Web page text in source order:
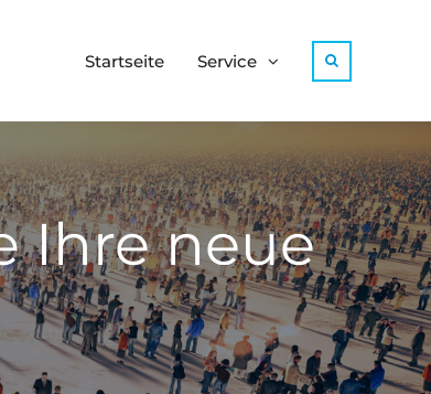
Startseite Service
Ihre neue